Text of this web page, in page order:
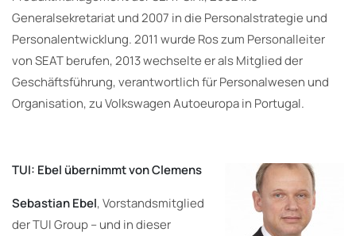
Generalsekretariat und 2007 in die Personalstrategie und
Personalentwicklung. 2011 wurde Ros zum Personalleiter
von SEAT berufen, 2013 wechselte er als Mitglied der
Geschäftsführung, verantwortlich für Personalwesen und
Organisation, zu Volkswagen Autoeuropa in Portugal.
TUI: Ebel übernimmt von Clemens
Sebastian Ebel, Vorstandsmitglied
der TUI Group – und in dieser